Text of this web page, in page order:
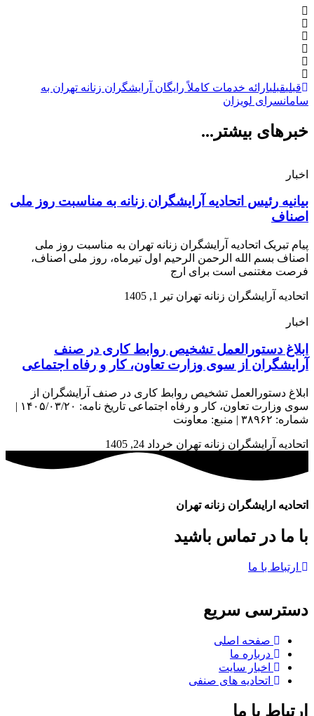
قبلیقبلیارائه خدمات کاملاً رایگان آرایشگران زنانه تهران به
سامانسرای لویزان
خبرهای بیشتر...
اخبار
بیانیه رئیس اتحادیه آرایشگران زنانه به مناسبت روز ملی
اصناف
پیام تبریک اتحادیه آرایشگران زنانه تهران به مناسبت روز ملی
اصناف بسم الله الرحمن الرحیم اول تیرماه، روز ملی اصناف،
فرصت مغتنمی است برای ارج
اتحادیه آرایشگران زنانه تهران تیر 1, 1405
اخبار
ابلاغ دستورالعمل تشخیص روابط کاری در صنف
آرایشگران از سوی وزارت تعاون، کار و رفاه اجتماعی
ابلاغ دستورالعمل تشخیص روابط کاری در صنف آرایشگران از
سوی وزارت تعاون، کار و رفاه اجتماعی تاریخ نامه: ۱۴۰۵/۰۳/۲۰ |
شماره: ۳۸۹۶۲ | منبع: معاونت
اتحادیه آرایشگران زنانه تهران خرداد 24, 1405
اتحادیه ارایشگران زنانه تهران
با ما در تماس باشید
ارتباط با ما
دسترسی سریع
صفحه اصلی
درباره ما
اخبار سایت
اتحادیه های صنفی
ارتباط با ما